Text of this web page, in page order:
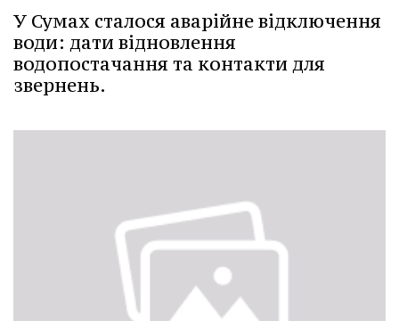
У Сумах сталося аварійне відключення
води: дати відновлення
водопостачання та контакти для
звернень.